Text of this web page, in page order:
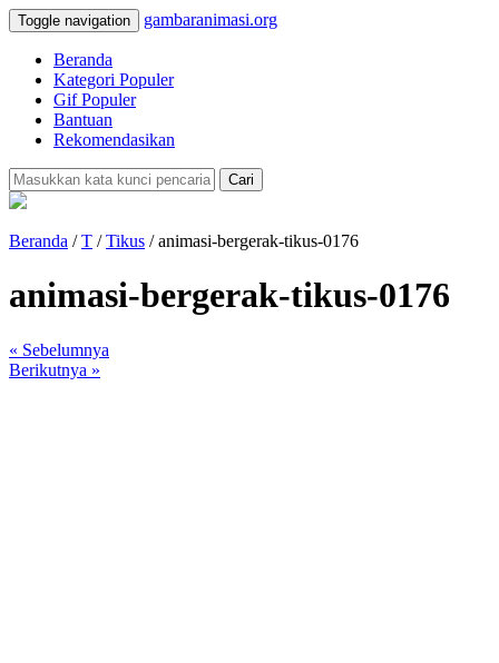
Toggle navigation gambaranimasi.org
Beranda
Kategori Populer
Gif Populer
Bantuan
Rekomendasikan
Cari
Beranda /T /Tikus / animasi-bergerak-tikus-0176
animasi-bergerak-tikus-0176
« Sebelumnya
Berikutnya »